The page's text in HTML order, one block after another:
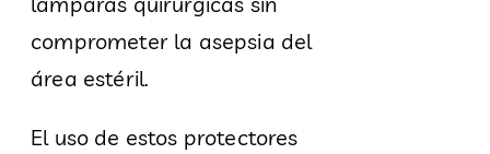
comprometer la asepsia del
área estéril.
El uso de estos protectores